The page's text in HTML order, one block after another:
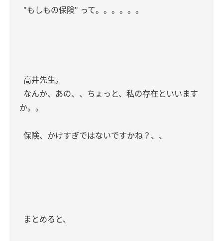
"もしもの保険" って。。。。。。
高井先生。
なんか、あの、、ちょっと、私の存在といいます
か。。
保険、かけすぎではないですかね？、、
まとめると、